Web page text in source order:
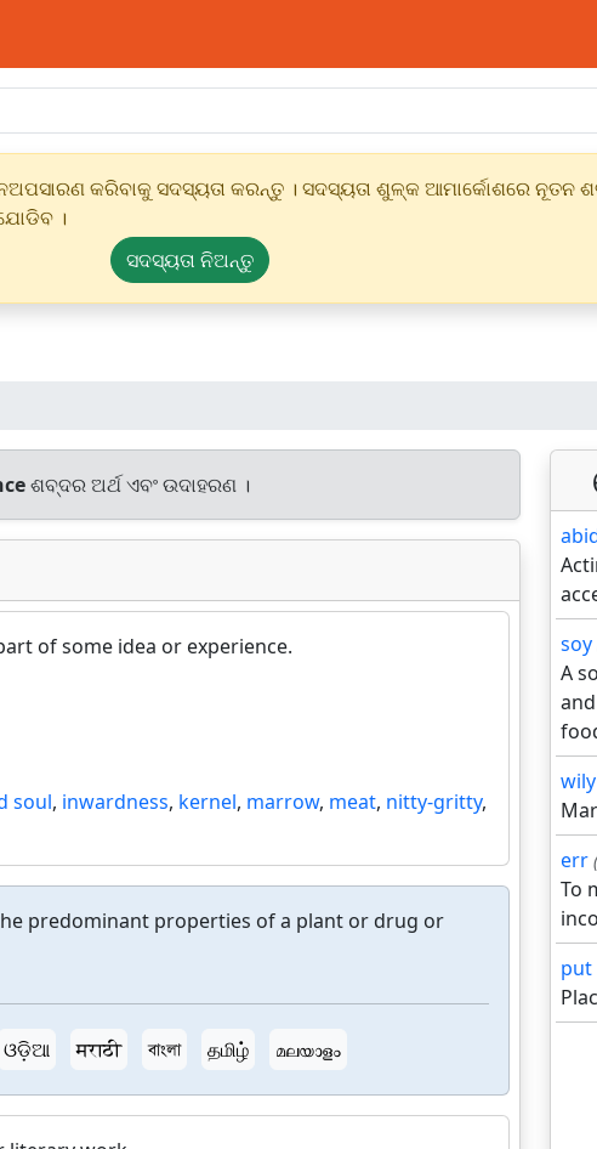
କରିବାକୁ ସଦସ୍ୟତା କରନ୍ତୁ । ସଦସ୍ୟତା ଶୁଳ୍କ ଆମାର୍କୋଶରେ ନୂତନ
।
ସଦସ୍ୟତା ନିଅନ୍ତୁ
ଶବ୍ଦର ଅର୍ଥ ଏବଂ ଉଦାହରଣ ।
of some idea or experience.
soul, inwardness, kernel, marrow, meat, nitty-gritty,
predominant properties of a plant or drug or
ଓଡ଼ିଆ मराठी বাংলা தமிழ் മലയാളം
soy
A
wily
err
To
put